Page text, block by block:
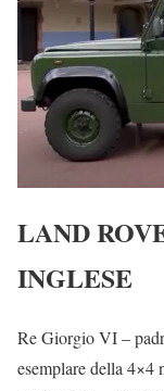
LAND
INGLESE
Re Giorgio VI –
esemplare della 4×4